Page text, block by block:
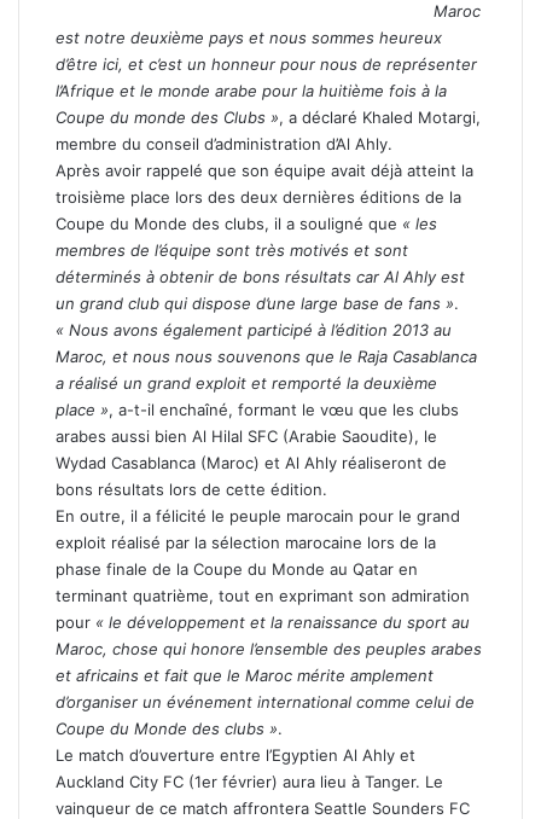
Maroc
est notre deuxième pays et nous sommes heureux
d’être ici, et c’est un honneur pour nous de représenter
l’Afrique et le monde arabe pour la huitième fois à la
Coupe du monde des Clubs », a déclaré Khaled Motargi,
membre du conseil d’administration d’Al Ahly.
Après avoir rappelé que son équipe avait déjà atteint la
troisième place lors des deux dernières éditions de la
Coupe du Monde des clubs, il a souligné que « les
membres de l’équipe sont très motivés et sont
déterminés à obtenir de bons résultats car Al Ahly est
un grand club qui dispose d’une large base de fans ».
« Nous avons également participé à l’édition 2013 au
Maroc, et nous nous souvenons que le Raja Casablanca
a réalisé un grand exploit et remporté la deuxième
place », a-t-il enchaîné, formant le vœu que les clubs
arabes aussi bien Al Hilal SFC (Arabie Saoudite), le
Wydad Casablanca (Maroc) et Al Ahly réaliseront de
bons résultats lors de cette édition.
En outre, il a félicité le peuple marocain pour le grand
exploit réalisé par la sélection marocaine lors de la
phase finale de la Coupe du Monde au Qatar en
terminant quatrième, tout en exprimant son admiration
pour « le développement et la renaissance du sport au
Maroc, chose qui honore l’ensemble des peuples arabes
et africains et fait que le Maroc mérite amplement
d’organiser un événement international comme celui de
Coupe du Monde des clubs ».
Le match d’ouverture entre l’Egyptien Al Ahly et
Auckland City FC (1er février) aura lieu à Tanger. Le
vainqueur de ce match affrontera Seattle Sounders FC